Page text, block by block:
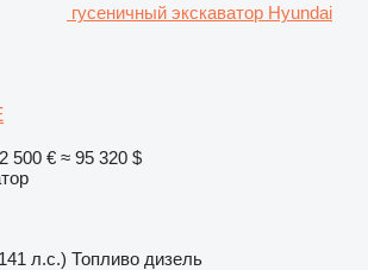
гусеничный экскаватор Hyundai
500 € ≈ 95 320 $
л.с.) Топливо дизель